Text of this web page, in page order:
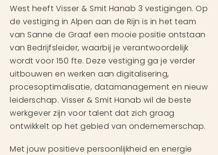
West heeft Visser & Smit Hanab 3 vestigingen. Op
de vestiging in Alpen aan de Rijn is in het team
van Sanne de Graaf een mooie positie ontstaan
van Bedrijfsleider, waarbij je verantwoordelijk
wordt voor 150 fte. Deze vestiging ga je verder
uitbouwen en werken aan digitalisering,
procesoptimalisatie, datamanagement en nieuw
leiderschap. Visser & Smit Hanab wil de beste
werkgever zijn voor talent dat zich graag
ontwikkelt op het gebied van ondernemerschap.
Met jouw positieve persoonlijkheid en energie